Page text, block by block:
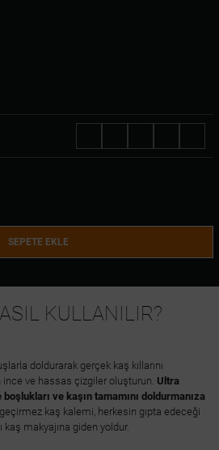
SEPETE EKLE
KULLANILIR?
doldurarak gerçek kaş kıllarını
ve hassas çizgiler oluşturun. Ultra
ve kaşın tamamını doldurmanıza
kaş kalemi, herkesin gıpta edeceği
makyajına giden yoldur.